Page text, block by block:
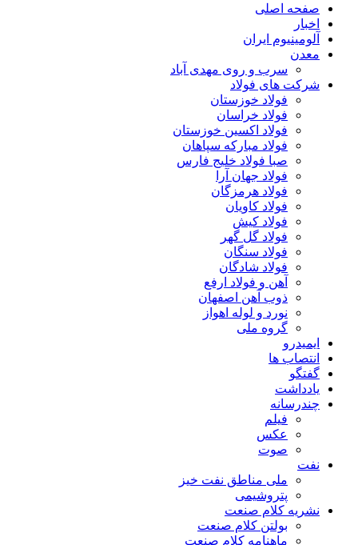
صفحه اصلی
اخبار
آلومینیوم ایران
معدن
سرب و روی مهدی آباد
شرکت های فولاد
فولاد خوزستان
فولاد خراسان
فولاد اکسین خوزستان
فولاد مبارکه سپاهان
صبا فولاد خلیج فارس
فولاد جهان آرا
فولاد هرمزگان
فولاد کاویان
فولاد کیش
فولاد گل گهر
فولاد سنگان
فولاد شادگان
آهن و فولاد ارفع
ذوب آهن اصفهان
نورد و لوله اهواز
گروه ملی
ایمیدرو
انتصاب ها
گفتگو
یادداشت
چندرسانه
فیلم
عکس
صوت
نفت
ملی مناطق نفت خیز
پتروشیمی
نشریه کلام صنعت
بولتن کلام صنعت
ماهنامه کلام صنعت